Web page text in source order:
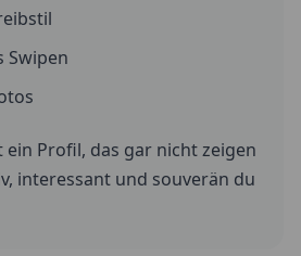
Swipen
Profil, das gar nicht zeigen
interessant und souverän du